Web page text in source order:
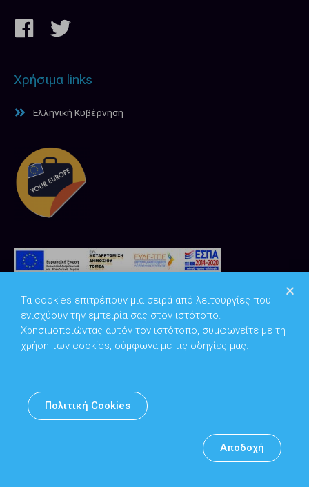
Χρήσιμα links
Ελληνική Κυβέρνηση
Copyright © 2026Υπουργείο Ψηφιακής Διακυβέρνησης
Υπεύθυνος DPO: Θανάσης Κοσμόπουλος | dpo@mindigital.gr
Τα cookies επιτρέπουν μια σειρά από λειτουργίες που
ενισχύουν την εμπειρία σας στον ιστότοπο.
Χρησιμοποιώντας αυτόν τον ιστότοπο, συμφωνείτε με τη
χρήση των cookies, σύμφωνα με τις οδηγίες μας.
Πολιτική Cookies
Αποδοχή